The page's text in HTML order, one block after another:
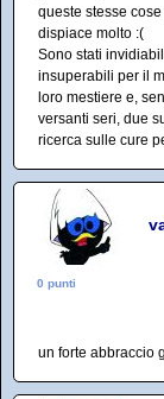
queste stesse
dispiace molto :(
Sono stati
insuperabili per il
loro mestiere e,
versanti seri, due
ricerca sulle cure
0 punti
un forte abbraccio